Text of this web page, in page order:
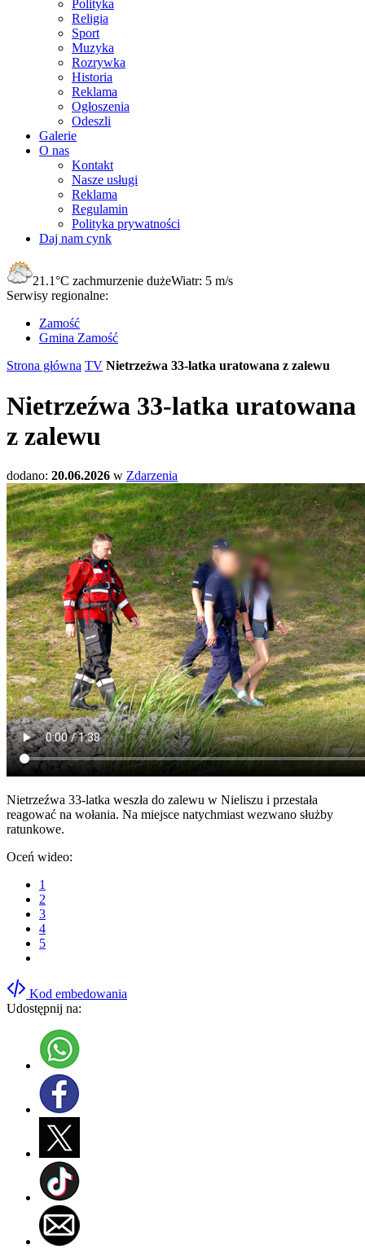
Polityka
Religia
Sport
Muzyka
Rozrywka
Historia
Reklama
Ogłoszenia
Odeszli
Galerie
O nas
Kontakt
Nasze usługi
Reklama
Regulamin
Polityka prywatności
Daj nam cynk
21.1°C zachmurzenie dużeWiatr: 5 m/s
Serwisy regionalne:
Zamość
Gmina Zamość
Strona główna TV Nietrzeźwa 33-latka uratowana z zalewu
Nietrzeźwa 33-latka uratowana
z zalewu
dodano: 20.06.2026 w Zdarzenia
Nietrzeźwa 33-latka weszła do zalewu w Nieliszu i przestała
reagować na wołania. Na miejsce natychmiast wezwano służby
ratunkowe.
Oceń wideo:
1
2
3
4
5
Kod embedowania
Udostępnij na: